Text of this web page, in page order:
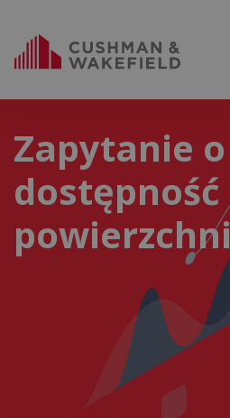
Zapytanie o
dostępność
powierzchni